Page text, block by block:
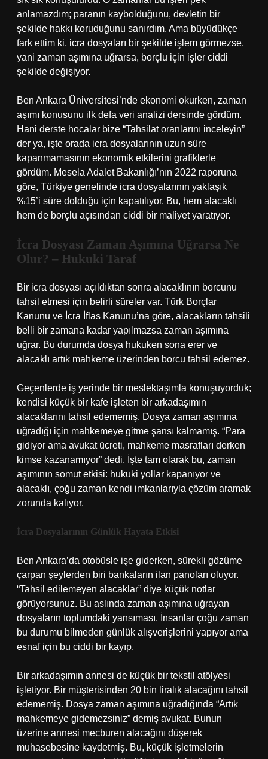
anlamazdım; paranın kaybolduğunu, devletin bir
şekilde hakkı koruduğunu sanırdım. Ama büyüdükçe
fark ettim ki, icra dosyaları bir şekilde işlem görmezse,
yani zaman aşımına uğrarsa, borçlu için işler ciddi
şekilde değişiyor.
Ben Ankara Üniversitesi’nde ekonomi okurken, zaman
aşımı konusunu ilk defa veri analizi dersinde gördüm.
Hani derste hocalar bize “Tahsilat oranlarını inceleyin”
der ya, işte orada icra dosyalarının uzun süre
kapanmamasının ekonomik etkilerini grafiklerle
gördüm. Mesela Adalet Bakanlığı’nın 2022 raporuna
göre, Türkiye genelinde icra dosyalarının yaklaşık
%15’i süre dolduğu için kapatılıyor. Bu, hem alacaklı
hem de borçlu açısından ciddi bir maliyet yaratıyor.
İcra Dosyası Zaman Aşımına Uğrarsa Ne
Olur? – Hukuki Taraf
Bir icra dosyası açıldıktan sonra alacaklının borcunu
tahsil etmesi için belirli süreler var. Türk Borçlar
Kanunu ve İcra İflas Kanunu’na göre, alacakların tahsili
belli bir zamana kadar yapılmazsa zaman aşımına
uğrar. Bu durumda dosya hukuken sona erer ve
alacaklı artık mahkeme üzerinden borcu tahsil edemez.
Geçenlerde iş yerinde bir meslektaşımla konuşuyorduk;
kendisi küçük bir kafe işleten bir arkadaşımın
alacaklarını tahsil edememiş. Dosya zaman aşımına
uğradığı için mahkemeye gitme şansı kalmamış. “Para
gidiyor ama avukat ücreti, mahkeme masrafları derken
kimse kazanamıyor” dedi. İşte tam olarak bu, zaman
aşımının somut etkisi: hukuki yollar kapanıyor ve
alacaklı, çoğu zaman kendi imkanlarıyla çözüm aramak
zorunda kalıyor.
İcra Dosyalarının Günlük Hayata Etkisi
Ben Ankara’da otobüsle işe giderken, sürekli gözüme
çarpan şeylerden biri bankaların ilan panoları oluyor.
“Tahsil edilemeyen alacaklar” diye küçük notlar
görüyorsunuz. Bu aslında zaman aşımına uğrayan
dosyaların toplumdaki yansıması. İnsanlar çoğu zaman
bu durumu bilmeden günlük alışverişlerini yapıyor ama
esnaf için bu ciddi bir kayıp.
Bir arkadaşımın annesi de küçük bir tekstil atölyesi
işletiyor. Bir müşterisinden 20 bin liralık alacağını tahsil
edememiş. Dosya zaman aşımına uğradığında “Artık
mahkemeye gidemezsiniz” demiş avukat. Bunun
üzerine annesi mecburen alacağını düşerek
muhasebesine kaydetmiş. Bu, küçük işletmelerin